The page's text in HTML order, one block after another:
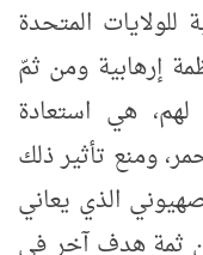
للولايات المتحدة
إرهابية ومن ثمّ
هي استعادة
ومنع تأثير ذلك
الذي يعاني
ثمة هدف آخر في